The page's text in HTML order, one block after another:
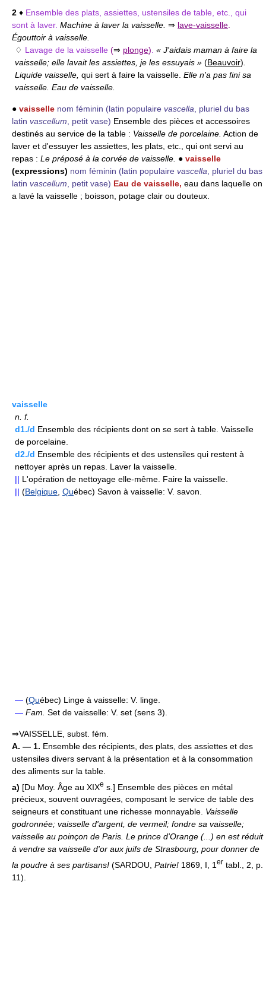
2 ♦ Ensemble des plats, assiettes, ustensiles de table, etc., qui
sont à laver. Machine à laver la vaisselle. ⇒ lave-vaisselle
Égouttoir à vaisselle.
♢ Lavage de la vaisselle (⇒ plonge) « J'aidais maman à faire la
vaisselle; elle lavait les assiettes, je les essuyais » (Beauvoir)
Liquide vaisselle, qui sert à faire la vaisselle. Elle n'a pas fini sa
vaisselle. Eau de vaisselle.
● vaisselle nom féminin (latin populaire vascella , pluriel du bas
latin vascellum , petit vase) Ensemble des pièces et accessoires
destinés au service de la table : Vaisselle de porcelaine. Action de
laver et d'essuyer les assiettes, les plats, etc., qui ont servi au
repas : Le préposé à la corvée de vaisselle. ● vaisselle
(expressions) nom féminin (latin populaire vascella , pluriel du bas
latin vascellum , petit vase) Eau de vaisselle, eau dans laquelle on
a lavé la vaisselle ; boisson, potage clair ou douteux.
vaisselle
n. f.
d1./d Ensemble des récipients dont on se sert à table. Vaisselle
de porcelaine.
d2./d Ensemble des récipients et des ustensiles qui restent à
nettoyer après un repas. Laver la vaisselle.
|| L'opération de nettoyage elle-même. Faire la vaisselle.
|| (Belgique Québec) Savon à vaisselle: V. savon.
— (Québec) Linge à vaisselle: V. linge.
— Fam. Set de vaisselle: V. set (sens 3).
⇒VAISSELLE, subst. fém.
A. — 1. Ensemble des récipients, des plats, des assiettes et des
ustensiles divers servant à la présentation et à la consommation
des aliments sur la table.
a) [Du Moy. Âge au XIXe s.] Ensemble des pièces en métal
précieux, souvent ouvragées, composant le service de table des
seigneurs et constituant une richesse monnayable. Vaisselle
godronnée; vaisselle d'argent, de vermeil; fondre sa vaisselle;
vaisselle au poinçon de Paris. Le prince d'Orange (...) en est réduit
à vendre sa vaisselle d'or aux juifs de Strasbourg, pour donner de
la poudre à ses partisans! (SARDOU, Patrie! 1869, I, 1 er tabl., 2, p.
11).